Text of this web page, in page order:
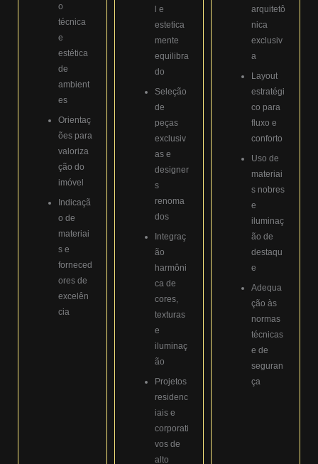
o
técnica
e
estética
de
ambient
es
Orientaç
ões para
valoriza
ção do
imóvel
Indicaçã
o de
materiai
s e
forneced
ores de
excelên
cia
l e
estetica
mente
equilibra
do
Seleção
de
peças
exclusiv
as e
designer
s
renoma
dos
Integraç
ão
harmôni
ca de
cores,
texturas
e
iluminaç
ão
Projetos
residenc
iais e
corporati
vos de
alto
arquitetô
nica
exclusiv
a
Layout
estratégi
co para
fluxo e
conforto
Uso de
materiai
s nobres
e
iluminaç
ão de
destaqu
e
Adequa
ção às
normas
técnicas
e de
seguran
ça